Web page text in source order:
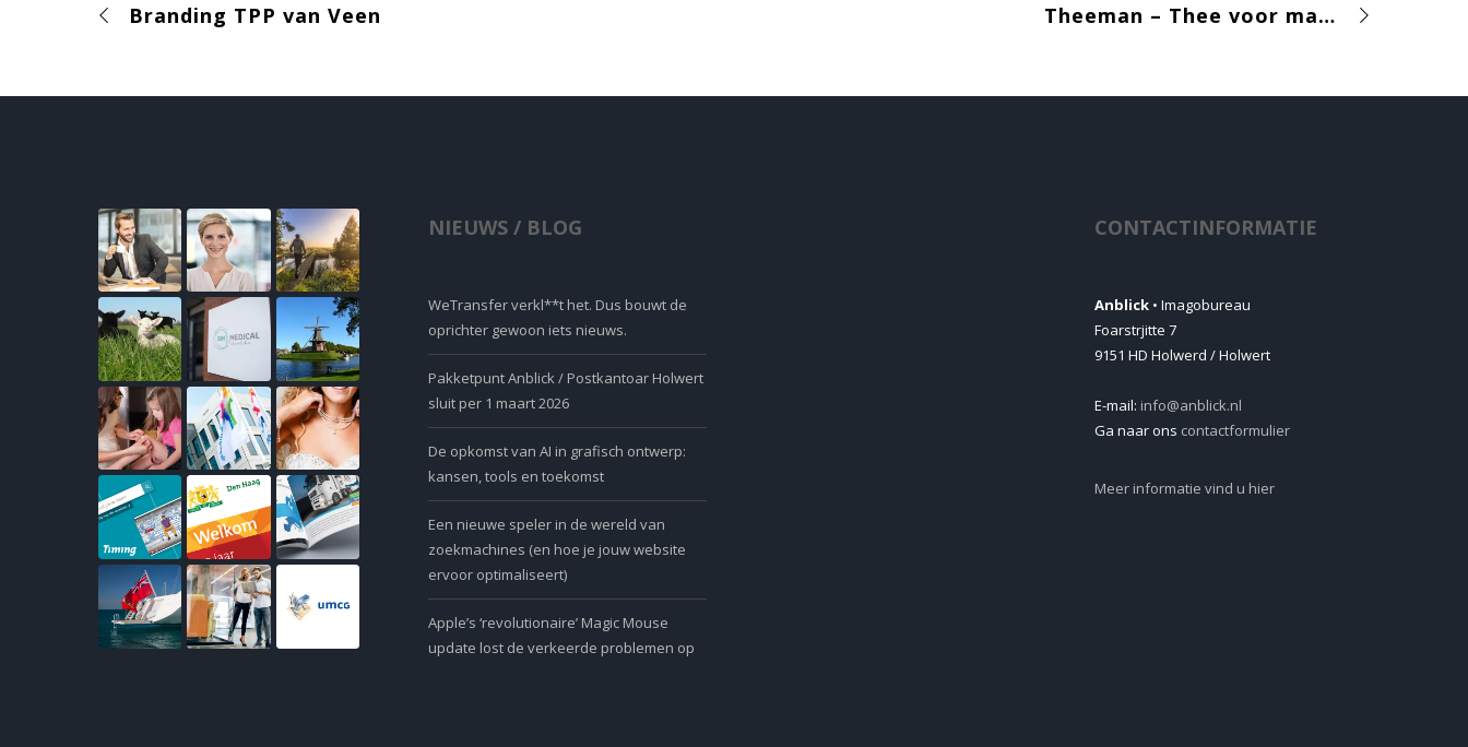
Branding TPP van Veen Theeman – Thee voor mannen
NIEUWS / BLOG
WeTransfer verkl**t het. Dus bouwt de
oprichter gewoon iets nieuws.
Pakketpunt Anblick / Postkantoar Holwert
sluit per 1 maart 2026
De opkomst van AI in grafisch ontwerp:
kansen, tools en toekomst
Een nieuwe speler in de wereld van
zoekmachines (en hoe je jouw website
ervoor optimaliseert)
Apple’s ‘revolutionaire’ Magic Mouse
update lost de verkeerde problemen op
CONTACTINFORMATIE
Anblick • Imagobureau
Foarstrjitte 7
9151 HD Holwerd / Holwert
E-mail: info@anblick.nl
Ga naar ons contactformulier
Meer informatie vind u hier